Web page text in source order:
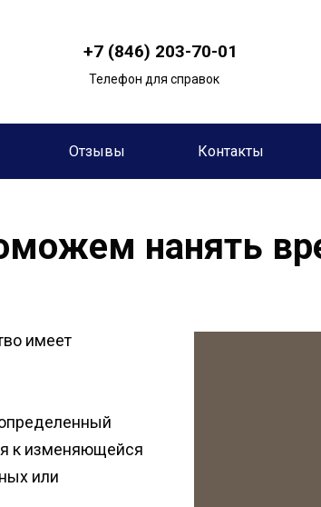
+7 (846) 203-70-01
Телефон для справок
Отзывы Контакты
имеет
к изменяющейся
или
нанять